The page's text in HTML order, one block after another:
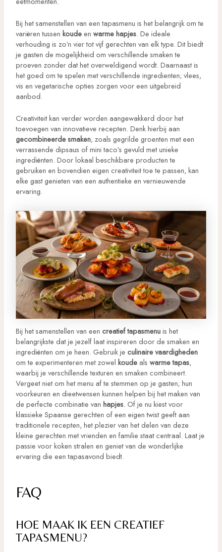
Bij het samenstellen van een tapasmenu is het belangrijk om te
variëren tussen koudeen warme hapjes. De ideale
verhouding is zo’n vier tot vijf gerechten van elk type. Dit biedt
je gasten de mogelijkheid om verschillende smaken te
proeven zonder dat het overweldigend wordt. Daarnaast is
het goed om te spelen met verschillende ingredienten; vlees,
vis en vegetarische opties zorgen voor een uitgebreid
aanbod.
Creativiteit kan verder worden aangewakkerd door het
toevoegen van innovatieve recepten. Denk hierbij aan
gecombineerde smaken, zoals gegrilde groenten met een
verrassende dipsaus of mini taco’s gevuld met unieke
ingrediënten. Door lokaal beschikbare producten te
gebruiken en bovendien eigen creativiteit toe te passen, kan
elke gast genieten van een authentieke en vernieuwende
ervaring.
Bij het samenstellen van een creatief tapasmenuis het
belangrijkste dat je jezelf laat inspireren door de smaken en
ingrediënten om je heen. Gebruik je culinaire vaardigheden
om te experimenteren met zowel koudeals warme tapas,
waarbij je verschillende texturen en smaken combineert.
Vergeet niet om het menu af te stemmen op je gasten; hun
voorkeuren en dieetwensen kunnen helpen bij het maken van
de perfecte combinatie van hapjes. Of je nu kiest voor
klassieke Spaanse gerechten of een eigen twist geeft aan
traditionele recepten, het plezier van het delen van deze
kleine gerechten met vrienden en familie staat centraal. Laat je
passie voor koken stralen en geniet van de wonderlijke
ervaring die een tapasavond biedt.
FAQ
HOE MAAK IK EEN CREATIEF
TAPASMENU?